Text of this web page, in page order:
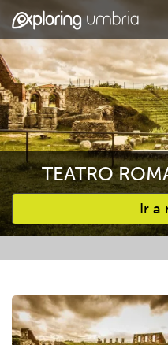
TEATRO
Ir a
Favourites